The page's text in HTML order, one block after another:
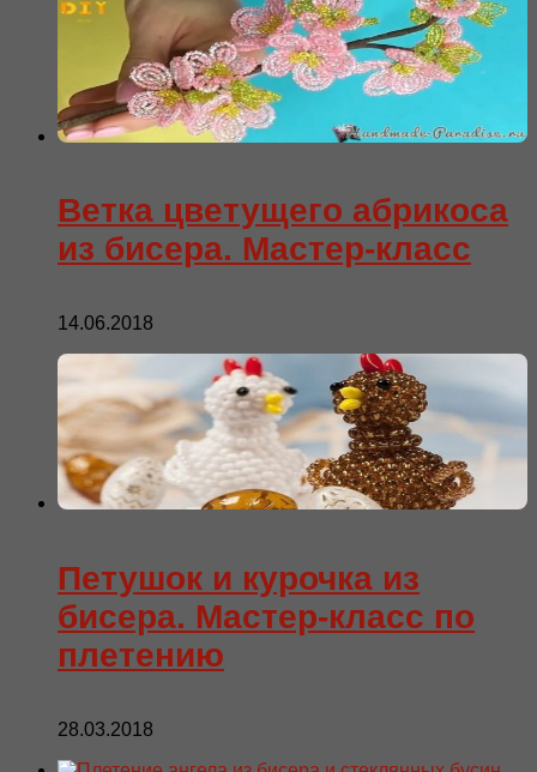
Ветка цветущего абрикоса
из бисера. Мастер-класс
14.06.2018
Петушок и курочка из
бисера. Мастер-класс по
плетению
28.03.2018